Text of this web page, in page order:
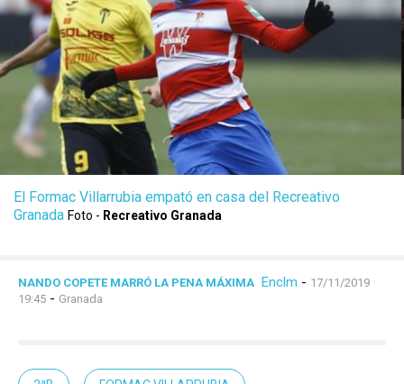
El Formac Villarrubia empató en casa del Recreativo
Granada Foto - Recreativo Granada
NANDO COPETE MARRÓ LA PENA MÁXIMA Enclm - 17/11/2019
19:45 - Granada